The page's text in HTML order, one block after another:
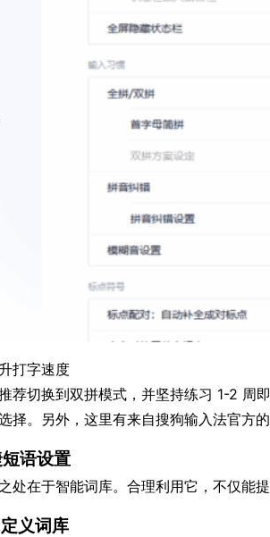
打字速度
荐切换到双拼模式，并坚持练习 1-2
择。另外，这里有来自搜狗输入法官方
语设置
处在于智能词库。合理利用它，不仅能
义词库